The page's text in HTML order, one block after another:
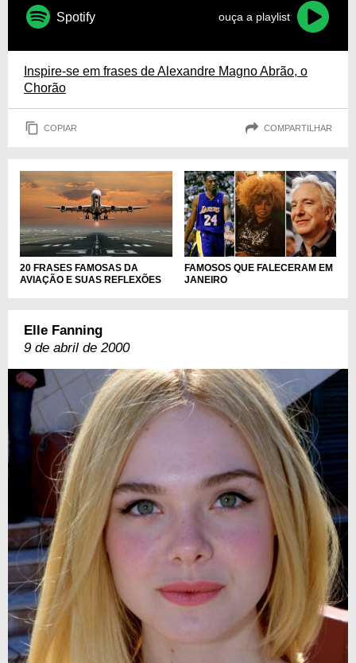
Spotify ouça a playlist
Inspire-se em frases de Alexandre Magno Abrão, o
Chorão
COPIAR COMPARTILHAR
20 FRASES FAMOSAS DA
AVIAÇÃO E SUAS REFLEXÕES
FAMOSOS QUE FALECERAM EM
JANEIRO
Elle Fanning
9 de abril de 2000